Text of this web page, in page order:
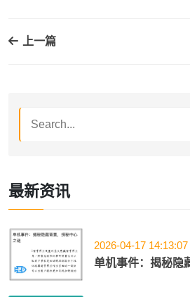
上一篇
最新资讯
2026-04-17 14:13:07
单机事件：揭秘隐